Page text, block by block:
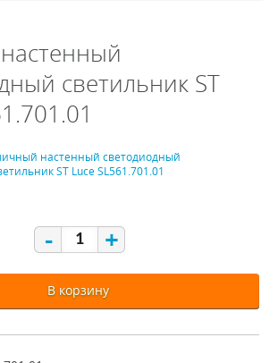
светильник ST
- +
В корзину